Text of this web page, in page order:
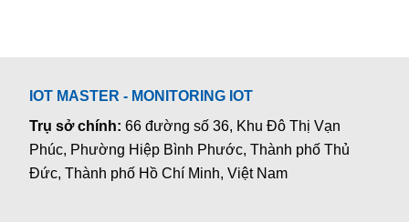
IOT MASTER - MONITORING IOT
Trụ sở chính:66 đường số 36, Khu Đô Thị Vạn
Phúc, Phường Hiệp Bình Phước, Thành phố Thủ
Đức, Thành phố Hồ Chí Minh, Việt Nam